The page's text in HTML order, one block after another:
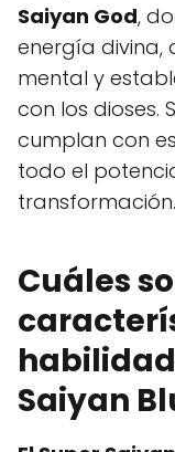
Saiyan God,
energía divina,
mental y
con los dioses.
cumplan con
todo el
transformación.
Cuáles
Saiyan